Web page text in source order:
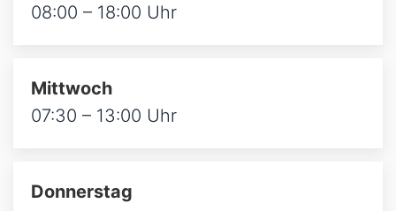
08:00 – 18:00 Uhr
Mittwoch
07:30 – 13:00 Uhr
Donnerstag